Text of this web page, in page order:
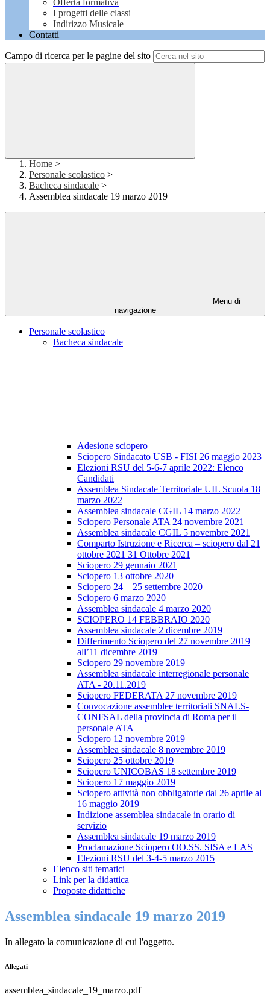
Offerta formativa
I progetti delle classi
Indirizzo Musicale
Contatti
Campo di ricerca per le pagine del sito
Home >
Personale scolastico >
Bacheca sindacale >
Assemblea sindacale 19 marzo 2019
Menu di
navigazione
Personale scolastico
Bacheca sindacale
Adesione sciopero
Sciopero Sindacato USB - FISI 26 maggio 2023
Elezioni RSU del 5-6-7 aprile 2022: Elenco
Candidati
Assemblea Sindacale Territoriale UIL Scuola 18
marzo 2022
Assemblea sindacale CGIL 14 marzo 2022
Sciopero Personale ATA 24 novembre 2021
Assemblea sindacale CGIL 5 novembre 2021
Comparto Istruzione e Ricerca – sciopero dal 21
ottobre 2021 31 Ottobre 2021
Sciopero 29 gennaio 2021
Sciopero 13 ottobre 2020
Sciopero 24 – 25 settembre 2020
Sciopero 6 marzo 2020
Assemblea sindacale 4 marzo 2020
SCIOPERO 14 FEBBRAIO 2020
Assemblea sindacale 2 dicembre 2019
Differimento Sciopero del 27 novembre 2019
all’11 dicembre 2019
Sciopero 29 novembre 2019
Assemblea sindacale interregionale personale
ATA - 20.11.2019
Sciopero FEDERATA 27 novembre 2019
Convocazione assemblee territoriali SNALS-
CONFSAL della provincia di Roma per il
personale ATA
Sciopero 12 novembre 2019
Assemblea sindacale 8 novembre 2019
Sciopero 25 ottobre 2019
Sciopero UNICOBAS 18 settembre 2019
Sciopero 17 maggio 2019
Sciopero attività non obbligatorie dal 26 aprile al
16 maggio 2019
Indizione assemblea sindacale in orario di
servizio
Assemblea sindacale 19 marzo 2019
Proclamazione Sciopero OO.SS. SISA e LAS
Elezioni RSU del 3-4-5 marzo 2015
Elenco siti tematici
Link per la didattica
Proposte didattiche
Assemblea sindacale 19 marzo 2019
In allegato la comunicazione di cui l'oggetto.
Allegati
assemblea_sindacale_19_marzo.pdf